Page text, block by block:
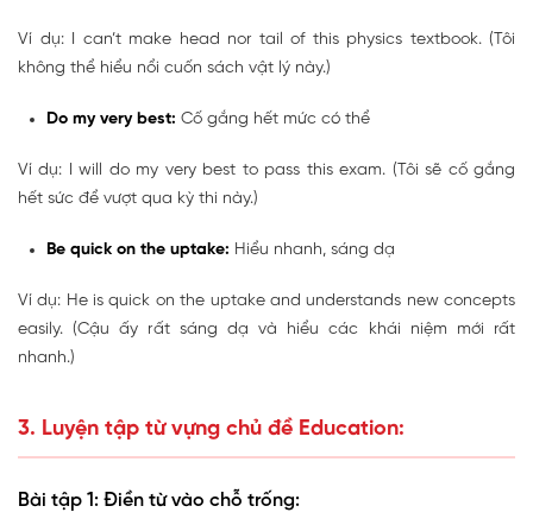
Ví dụ: I can’t make head nor tail of this physics textbook. (Tôi
không thể hiểu nổi cuốn sách vật lý này.)
Do my very best: Cố gắng hết mức có thể
Ví dụ: I will do my very best to pass this exam. (Tôi sẽ cố gắng
hết sức để vượt qua kỳ thi này.)
Be quick on the uptake: Hiểu nhanh, sáng dạ
Ví dụ: He is quick on the uptake and understands new concepts
easily. (Cậu ấy rất sáng dạ và hiểu các khái niệm mới rất
nhanh.)
3. Luyện tập từ vựng chủ đề Education:
Bài tập 1: Điền từ vào chỗ trống: